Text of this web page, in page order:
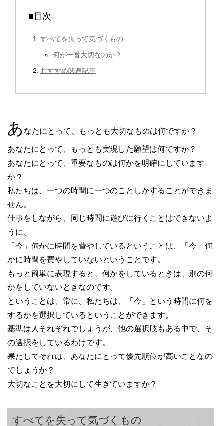
■目次
すべてを失って気づくもの
何が一番大切なのか？
おすすめ関連記事
あ なたにとって、もっとも大切なものは何ですか？
あなたにとって、もっとも実現した願望は何ですか？
あなたにとって、重要なものは何かを明確にしています
か？
私たちは、一つの時間に一つのことしかすることができま
せん。
仕事をしながら、同じ時間に遊びに行くことはできないよ
うに、
「今」何かに時間を費やしているということは、「今」何
かに時間を費やしていないということです。
もっと簡単に表現すると、何かをしているときは、別の何
かをしていないときなのです。
ということは、常に、私たちは、「今」という時間に何を
するかを選択しているということができます。
基準は人それぞれでしょうが、他の選択肢もある中で、そ
の選択をしているわけです。
果たしてそれは、あなたにとって優先順位が高いことなの
でしょうか？
大切なことを大切にして生きていますか？
すべてを失って気づくもの